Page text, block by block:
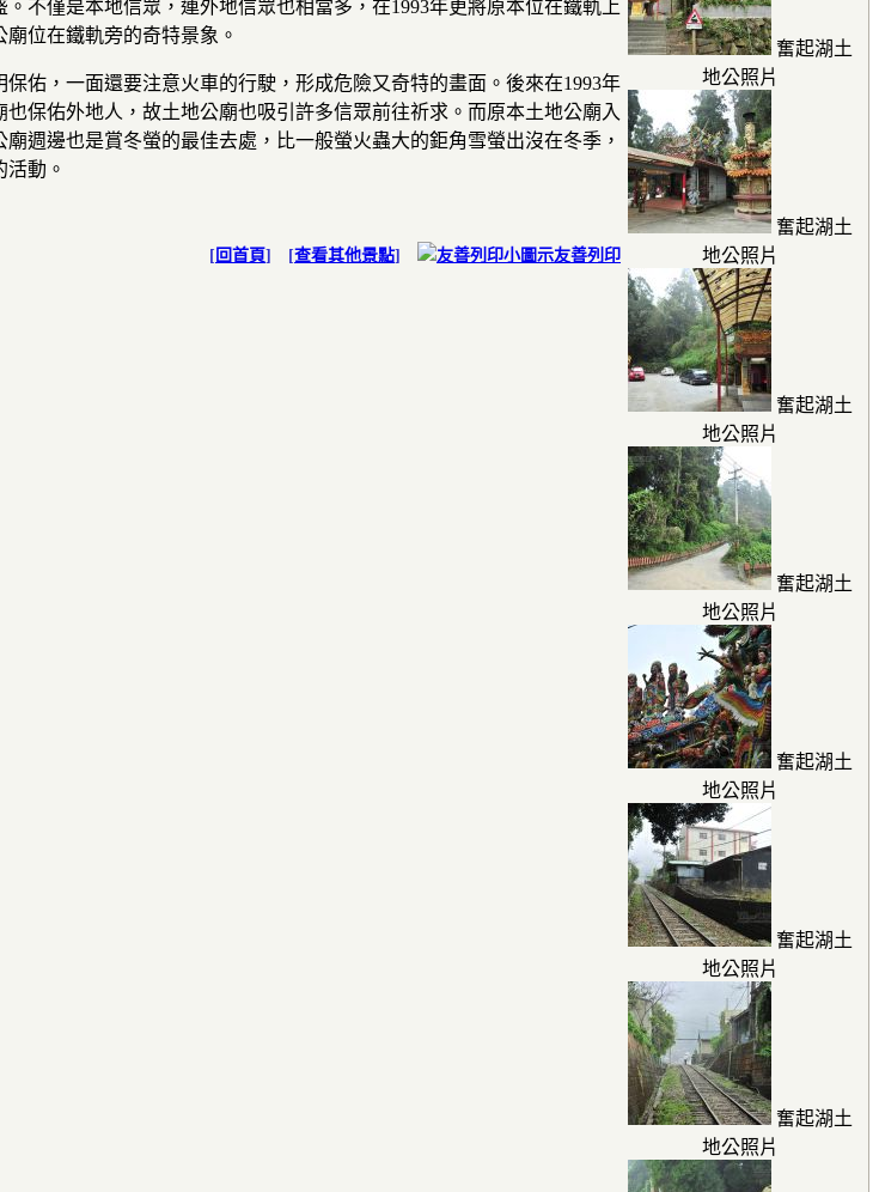
奮起湖土
地公照片
奮起湖土
地公照片
奮起湖土
地公照片
奮起湖土
地公照片
奮起湖土
地公照片
奮起湖土
地公照片
奮起湖土
地公照片
不僅是本地信眾，連外地信眾也相當多，在1993年更將原本位在鐵軌上
位在鐵軌旁的奇特景象。
佑，一面還要注意火車的行駛，形成危險又奇特的畫面。後來在1993年
保佑外地人，故土地公廟也吸引許多信眾前往祈求。而原本土地公廟入
週邊也是賞冬螢的最佳去處，比一般螢火蟲大的鉅角雪螢出沒在冬季，
動。
[ 回首頁] [查看其他景點] 友善列印